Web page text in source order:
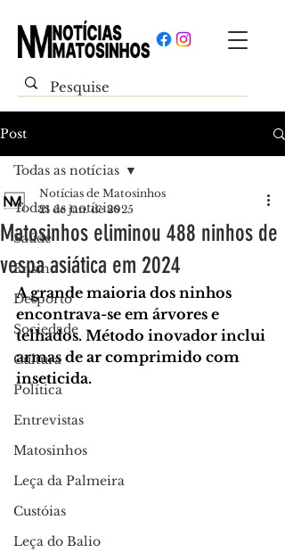
Post
Todas as notícias
Saúde
Ensino
Desporto
Sociedade
Cultura
Política
Entrevistas
Matosinhos
Leça da Palmeira
Custóias
Leça do Balio
Todas as notícias
Matosinhos eliminou 488 ninhos de
vespa asiática em 2024
Notícias de Matosinhos
21 de jan. de 2025
A grande maioria dos ninhos
encontrava-se em árvores e
telhados. Método inovador inclui
armas de ar comprimido com
inseticida.